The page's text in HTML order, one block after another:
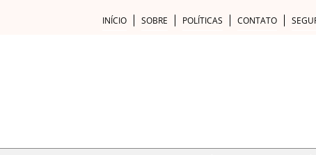
INÍCIO SOBRE POLÍTICAS CONTATO